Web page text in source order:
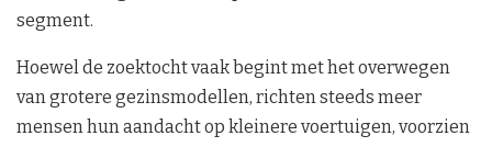
segment.
Hoewel de zoektocht vaak begint met het overwegen
van grotere gezinsmodellen, richten steeds meer
mensen hun aandacht op kleinere voertuigen, voorzien